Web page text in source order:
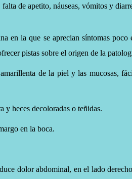
de apetito, náuseas, vómitos y
en la que se aprecian síntomas poco
pistas sobre el origen de la
de la piel y las mucosas,
y heces decoloradas o teñidas.
en la boca.
dolor abdominal, en el lado